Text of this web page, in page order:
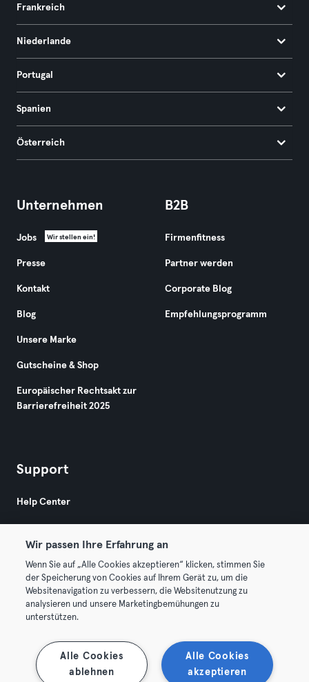
Frankreich
Niederlande
Portugal
Spanien
Österreich
Unternehmen
Jobs Wir stellen ein!
Presse
Kontakt
Blog
Unsere Marke
Gutscheine & Shop
Europäischer Rechtsakt zur
Barrierefreiheit 2025
B2B
Firmenfitness
Partner werden
Corporate Blog
Empfehlungsprogramm
Support
Help Center
© 2026 Urban Sports Group GmbH. All rights reserved.
AGB Datenschutz
Vertrag hier kündigen Hier Verträge widerrufen
Wir passen Ihre Erfahrung an
Wenn Sie auf „Alle Cookies akzeptieren“ klicken, stimmen Sie
der Speicherung von Cookies auf Ihrem Gerät zu, um die
Websitenavigation zu verbessern, die Websitenutzung zu
analysieren und unsere Marketingbemühungen zu
unterstützen.
Alle Cookies
akzeptieren
Alle Cookies
ablehnen